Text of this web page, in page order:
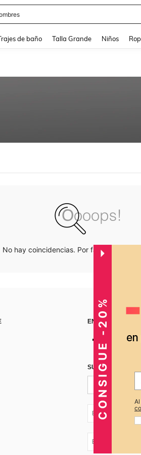
de baño Talla Grande Niños
No hay coincidencias. Por favor inténtalo
ENCUÉNTRANOS
SUSCRÍBETE
EC + 593
EC + 593
CONSIGUE -20%